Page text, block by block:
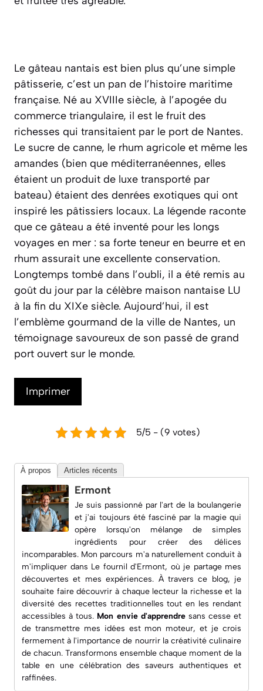
Le gâteau nantais est bien plus qu’une simple
pâtisserie, c’est un pan de l’histoire maritime
française. Né au XVIIIe siècle, à l’apogée du
commerce triangulaire, il est le fruit des
richesses qui transitaient par le port de Nantes.
Le sucre de canne, le rhum agricole et même les
amandes (bien que méditerranéennes, elles
étaient un produit de luxe transporté par
bateau) étaient des denrées exotiques qui ont
inspiré les pâtissiers locaux. La légende raconte
que ce gâteau a été inventé pour les longs
voyages en mer : sa forte teneur en beurre et en
rhum assurait une excellente conservation.
Longtemps tombé dans l’oubli, il a été remis au
goût du jour par la célèbre maison nantaise LU
à la fin du XIXe siècle. Aujourd’hui, il est
l’emblème gourmand de la ville de Nantes, un
témoignage savoureux de son passé de grand
port ouvert sur le monde.
Imprimer
5/5 - (9 votes)
À propos Articles récents
Ermont
Je suis passionné par l'art de la boulangerie
et j'ai toujours été fasciné par la magie qui
opère lorsqu'on mélange de simples
ingrédients pour créer des délices
incomparables. Mon parcours m'a naturellement conduit à
m'impliquer dans Le fournil d'Ermont, où je partage mes
découvertes et mes expériences. À travers ce blog, je
souhaite faire découvrir à chaque lecteur la richesse et la
diversité des recettes traditionnelles tout en les rendant
accessibles à tous. Mon envie d'apprendresans cesse et
de transmettre mes idées est mon moteur, et je crois
fermement à l'importance de nourrir la créativité culinaire
de chacun. Transformons ensemble chaque moment de la
table en une célébration des saveurs authentiques et
raffinées.